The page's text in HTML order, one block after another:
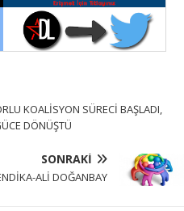
KOALİSYON SÜRECİ BAŞLADI,
DÖNÜŞTÜ
SONRAKI
ALİ DOĞANBAY